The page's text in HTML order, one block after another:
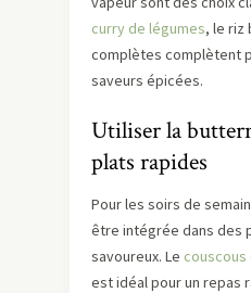
curry de légumes, le riz
complètes complètent
saveurs épicées.
Utiliser la
plats rapides
Pour les soirs de
être intégrée dans des
savoureux. Le
est idéal pour un repas